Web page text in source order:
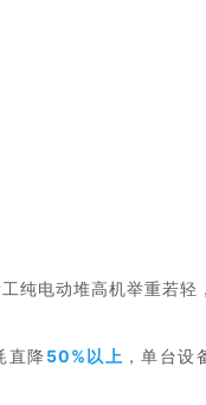
纯电动堆高机举重若轻
直降 50%以上 ，单台设